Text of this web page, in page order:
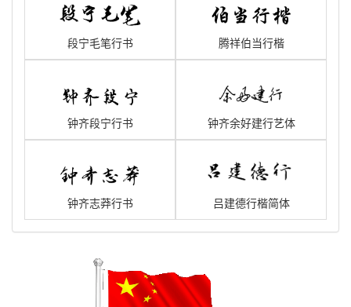
段宁毛笔行书 腾祥伯当行楷
钟齐段宁行书 钟齐余好建行艺体
钟齐志莽行书 吕建德行楷简体